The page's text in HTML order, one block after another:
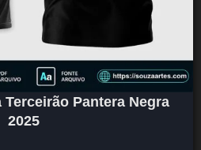
Pantera Negra
2025